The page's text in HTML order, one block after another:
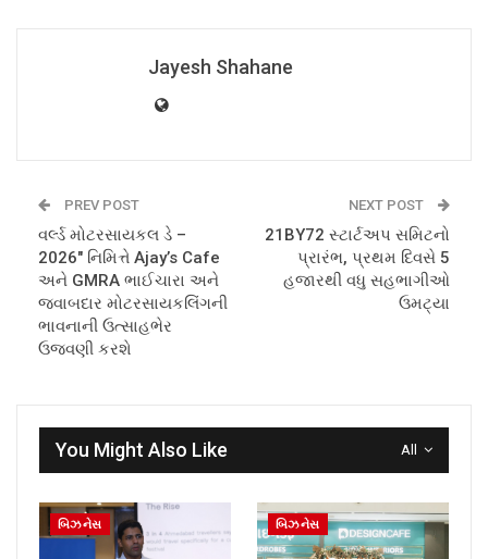
Jayesh Shahane
PREV POST
વર્લ્ડ મોટરસાયકલ ડે –
2026″ નિમિત્તે Ajay’s Cafe
અને GMRA ભાઈચારા અને
જવાબદાર મોટરસાયકલિંગની
ભાવનાની ઉત્સાહભેર
ઉજવણી કરશે
NEXT POST
21BY72 સ્ટાર્ટઅપ સમિટનો
પ્રારંભ, પ્રથમ દિવસે 5
હજારથી વધુ સહભાગીઓ
ઉમટ્યા
All
You Might Also Like
બિઝનેસ બિઝનેસ